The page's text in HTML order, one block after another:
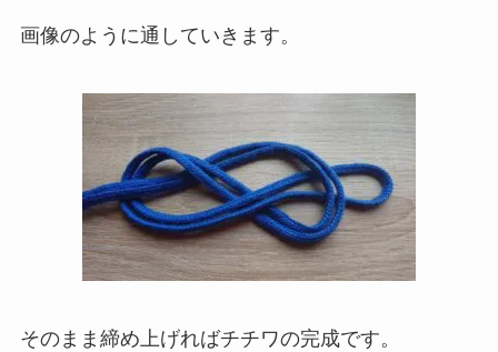
画像のように通していきます。
そのまま締め上げればチチワの完成です。